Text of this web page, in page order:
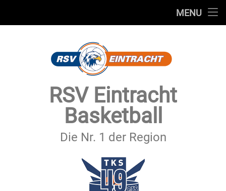
MENU
SECHSTER MANN
IMPRESSUM & DATENSCHUTZ
RSV Eintracht
Basketball
Die Nr. 1 der Region